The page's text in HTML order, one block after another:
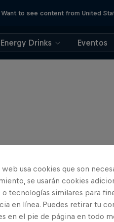
Want to see content from United
Energy Drinks Eventos
web usa cookies que son
se usarán cookies
tecnologías similares para
en línea. Puedes retirar tu
en el pie de página en todo